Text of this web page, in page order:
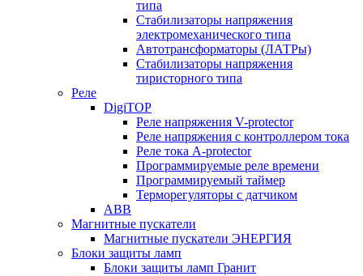
типа
Стабилизаторы напряжения
электромеханического типа
Автотрансформаторы (ЛАТРы)
Стабилизаторы напряжения
тиристорного типа
Реле
DigiTOP
Реле напряжения V-protector
Реле напряжения с контроллером тока
Реле тока A-protector
Программируемые реле времени
Программируемый таймер
Терморегуляторы с датчиком
ABB
Магнитные пускатели
Магнитные пускатели ЭНЕРГИЯ
Блоки защиты ламп
Блоки защиты ламп Гранит